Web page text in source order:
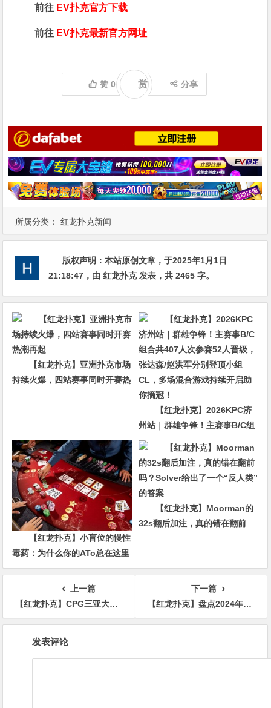
所属分类： 红龙扑克新闻
前往 EV扑克官方下载
前往 EV扑克最新官方网址
赞0 赏 分享
版权声明：本站原创文章，于2025年1月1日
21:18:47 ，由红龙扑克发表，共 2465 字。
【红龙扑克】亚洲扑克市场
持续火爆，四站赛事同时开赛热
【红龙扑克】2026KPC济
州站｜群雄争锋！主赛事B/C组
合共407人次参赛52人晋级，张
达森/赵洪军分别登顶小组CL，
【红龙扑克】小盲位的慢性
毒药：为什么你的ATo总在这里
输钱？
【红龙扑克】Moorman的
32s翻后加注，真的错在翻前
上一篇
【红龙扑克】CPG三亚大师赛 | 冯华欢背靠背打进主赛八人决赛桌，邓亚维超千万记分牌遥遥领先
下一篇
【红龙扑克】盘点2024年WSOP五大精彩时刻｜丹牛Ivey不够看，国人夺冠才是票选第一！
发表评论